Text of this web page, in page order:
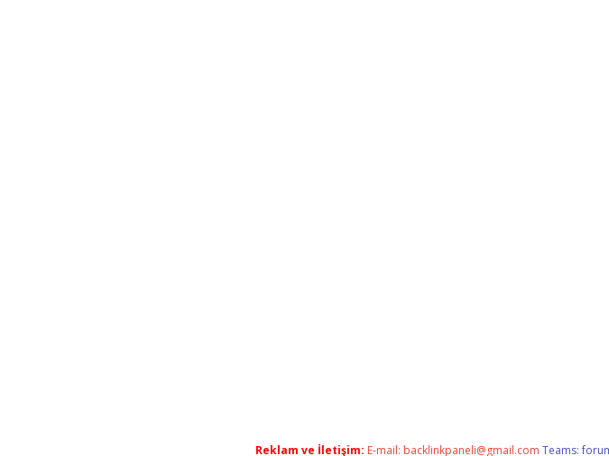
Reklam ve İletişim: E-mail: backlinkpaneli@gmail.com Teams: